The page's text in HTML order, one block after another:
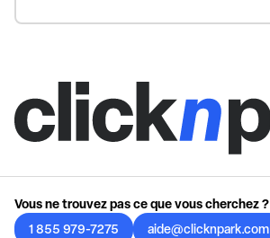
Vous ne trouvez pas ce que vous cherchez ?
1 855 979-7275
aide@clicknpark.com